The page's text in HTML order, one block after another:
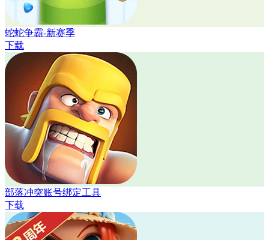
蛇蛇争霸-新赛季
下载
部落冲突账号绑定工具
下载